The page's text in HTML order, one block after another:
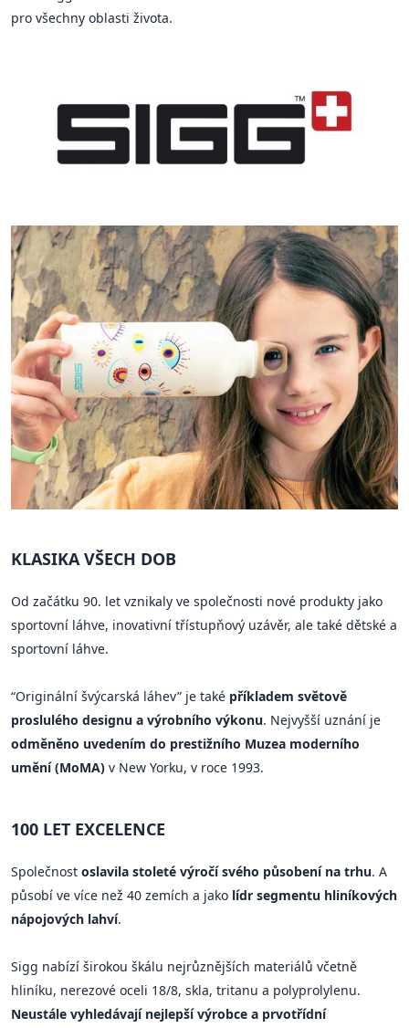
pro všechny oblasti života.
KLASIKA VŠECH DOB
Od začátku 90. let vznikaly ve společnosti nové produkty jako
sportovní láhve, inovativní třístupňový uzávěr, ale také dětské a
sportovní láhve.
“Originální švýcarská láhev” je také příkladem světově
proslulého designu a výrobního výkonu. Nejvyšší uznání je
odměněno uvedením do prestižního Muzea moderního
umění (MoMA) v New Yorku, v roce 1993.
100 LET EXCELENCE
Společnost oslavila stoleté výročí svého působení na trhu. A
působí ve více než 40 zemích a jako lídr segmentu hliníkových
nápojových lahví.
Sigg nabízí širokou škálu nejrůznějších materiálů včetně
hliníku, nerezové oceli 18/8, skla, tritanu a polyprolylenu.
Neustále vyhledávají nejlepší výrobce a prvotřídní